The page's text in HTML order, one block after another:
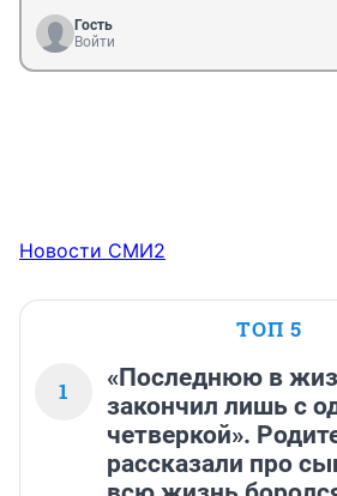
Гость
Войти
Новости СМИ2
ТОП 5
1
«Последнюю в
закончил лишь с
четверкой».
рассказали про